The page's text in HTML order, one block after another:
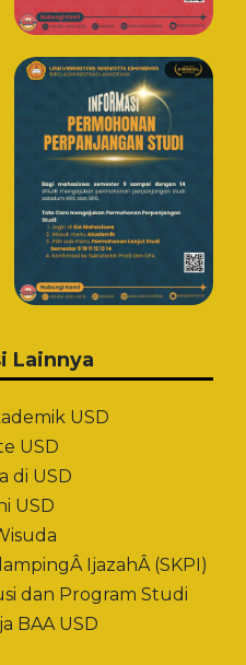
Lainnya
USD
USD
di USD
USD
IjazahÂ (SKPI)
dan Program Studi
BAA USD